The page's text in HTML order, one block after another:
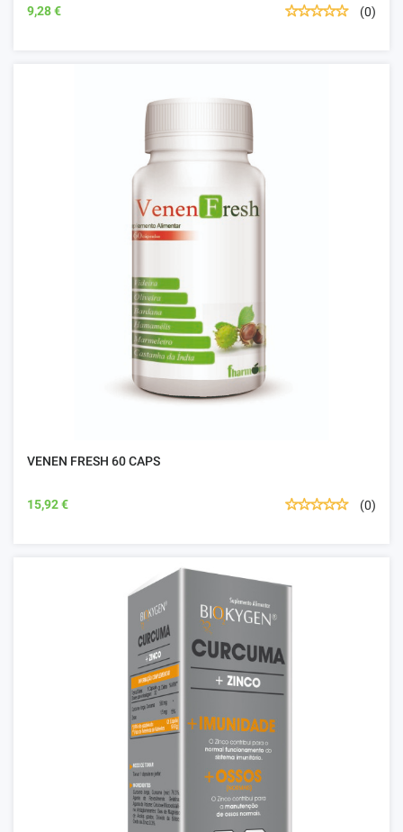
9,28 € (0)
VENEN FRESH 60 CAPS
15,92 € (0)